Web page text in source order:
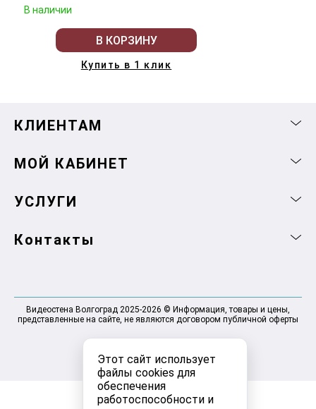
Этот сайт использует
файлы cookies для
обеспечения
работоспособности и
В наличии
В КОРЗИНУ
Купить в 1 клик
КЛИЕНТАМ
МОЙ КАБИНЕТ
УСЛУГИ
Контакты
Видеостена Волгоград 2025-2026 © Информация, товары и цены,
представленные на сайте, не являются договором публичной оферты